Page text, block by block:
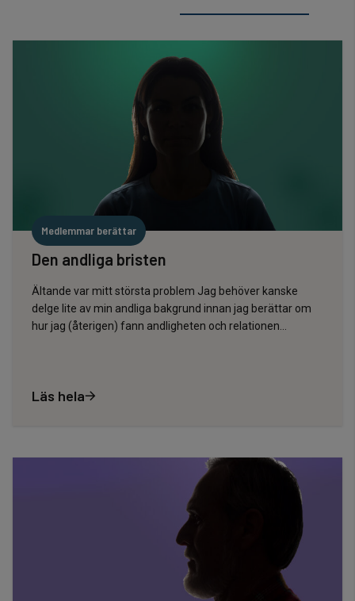
Medlemmar berättar
Den andliga bristen
Ältande var mitt största problem Jag behöver kanske
delge lite av min andliga bakgrund innan jag berättar om
hur jag (återigen) fann andligheten och relationen...
Läs hela